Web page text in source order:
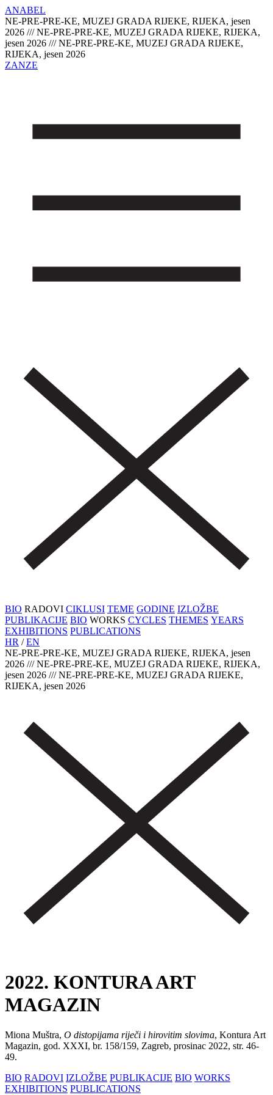
ANABEL
NE-PRE-PRE-KE, MUZEJ GRADA RIJEKE, RIJEKA, jesen
2026 /// NE-PRE-PRE-KE, MUZEJ GRADA RIJEKE, RIJEKA,
jesen 2026 /// NE-PRE-PRE-KE, MUZEJ GRADA RIJEKE,
RIJEKA, jesen 2026
ZANZE
BIO RADOVI CIKLUSI TEME GODINE IZLOŽBE
PUBLIKACIJE BIO WORKS CYCLES THEMES YEARS
EXHIBITIONS PUBLICATIONS
HR /EN
NE-PRE-PRE-KE, MUZEJ GRADA RIJEKE, RIJEKA, jesen
2026 /// NE-PRE-PRE-KE, MUZEJ GRADA RIJEKE, RIJEKA,
jesen 2026 /// NE-PRE-PRE-KE, MUZEJ GRADA RIJEKE,
RIJEKA, jesen 2026
2022. KONTURA ART
MAGAZIN
Miona Muštra, O distopijama riječi i hirovitim slovima, Kontura Art
Magazin, god. XXXI, br. 158/159, Zagreb, prosinac 2022, str. 46-
49.
BIO RADOVI IZLOŽBE PUBLIKACIJE BIO WORKS
EXHIBITIONS PUBLICATIONS